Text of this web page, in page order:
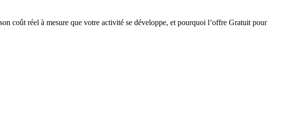
coût réel à mesure que votre activité se développe, et pourquoi l’offre Gratuit pour